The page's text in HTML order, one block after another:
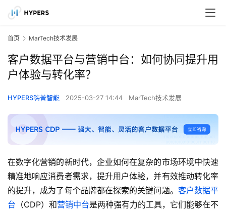
首页 MarTech技术发展
客户数据平台与营销中台：如何协同提升用
户体验与转化率？
HYPERS嗨普智能 2025-03-27 14:44 MarTech技术发展
在数字化营销的新时代，企业如何在复杂的市场环境中快速
精准地响应消费者需求，提升用户体验，并有效推动转化率
的提升，成为了每个品牌都在探索的关键问题。 客户数据平
台 （CDP）和营销中台是两种强有力的工具，它们能够在不